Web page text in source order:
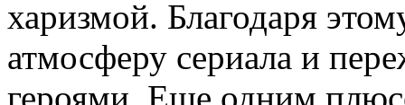
харизмой. Благодаря
атмосферу сериала и
героями. Еще одним